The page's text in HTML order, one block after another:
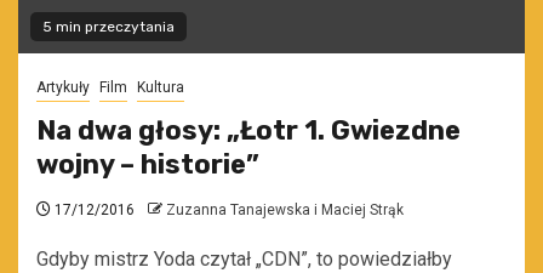
5 min przeczytania
Artykuły Film Kultura
Na dwa głosy: „Łotr 1. Gwiezdne
wojny – historie”
17/12/2016 Zuzanna Tanajewska i Maciej Strąk
Gdyby mistrz Yoda czytał „CDN”, to powiedziałby